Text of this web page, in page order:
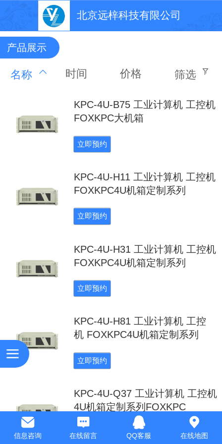
北京远梓科技有限公司
产品展示
名称 时间 价格 筛选
KPC-4U-B75 工业计算机 工控机
FOXKPC大机箱
立即预约
KPC-4U-H11 工业计算机 工控机
FOXKPC4U机箱定制系列
立即预约
KPC-4U-H31 工业计算机 工控机
FOXKPC4U机箱定制系列
立即预约
KPC-4U-H81 工业计算机 工控
机 FOXKPC4U机箱定制系列
立即预约
KPC-4U-Q37 工业计算机 工控机
4U机箱定制系列FOXKPC
立即预约
信息咨询 在线留言 QQ客服 在线地图